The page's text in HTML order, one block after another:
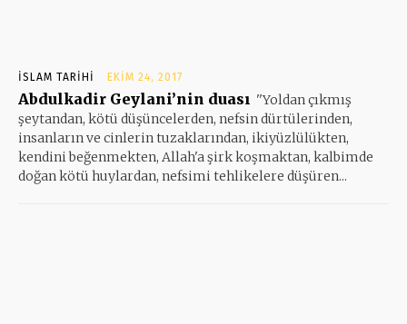
İSLAM TARIHI EKIM 24, 2017
Abdulkadir Geylani’nin duası ''Yoldan çıkmış
şeytandan, kötü düşüncelerden, nefsin dürtülerinden,
insanların ve cinlerin tuzaklarından, ikiyüzlülükten,
kendini beğenmekten, Allah'a şirk koşmaktan, kalbimde
doğan kötü huylardan, nefsimi tehlikelere düşüren...